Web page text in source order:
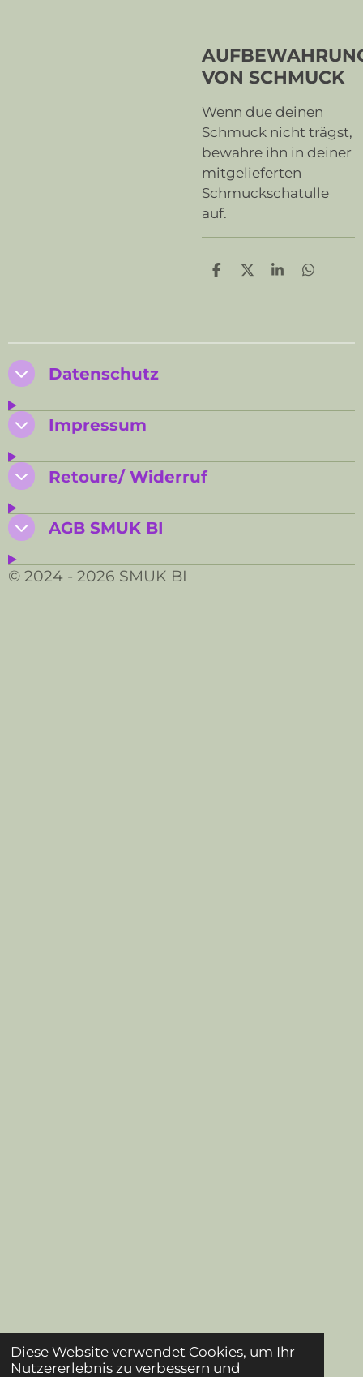
Diese Website verwendet Cookies, um Ihr
Nutzererlebnis zu verbessern und
VON SCHMUCK
Wenn due deinen
Schmuck nicht trägst,
bewahre ihn in deiner
mitgelieferten
Schmuckschatulle
auf.
T
n
T
n
T
n
T
n
Datenschutz
Impressum
Retoure/ Widerruf
AGB SMUK BI
© 2024 - 2026 SMUK BI